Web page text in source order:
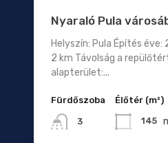
Nyaraló Pula
Helyszín: Pula Építés éve:
2 km Távolság a
alapterület:...
Fürdőszoba
3
Élőtér (m²)
145